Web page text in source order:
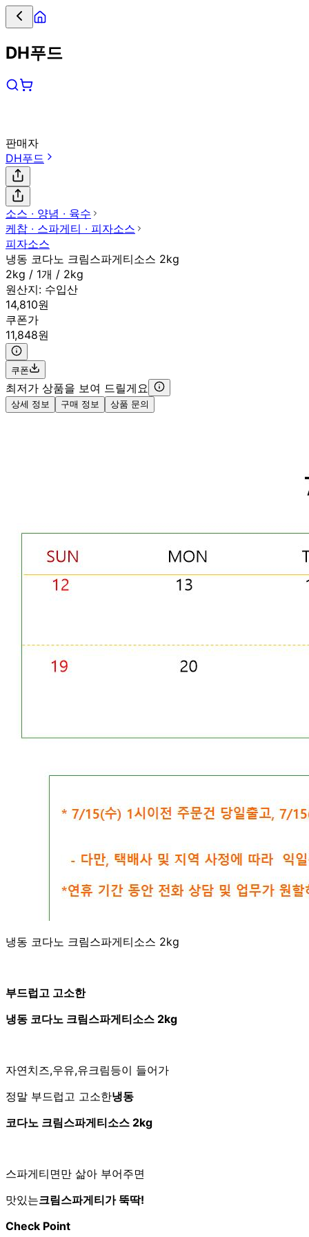
DH푸드
판매자
DH푸드
소스 ∙ 양념 ∙ 육수
케찹 ∙ 스파게티 ∙ 피자소스
피자소스
냉동 코다노 크림스파게티소스 2kg
2kg / 1개 / 2kg
원산지: 수입산
14,810원
쿠폰가
11,848원
쿠폰
최저가 상품을 보여 드릴게요
상세 정보 구매 정보 상품 문의
냉동 코다노 크림스파게티소스 2kg
부드럽고 고소한
냉동 코다노 크림스파게티소스 2kg
자연치즈,우유,유크림등이 들어가
정말 부드럽고 고소한냉동
코다노 크림스파게티소스 2kg
스파게티면만 삶아 부어주면
맛있는크림스파게티가 뚝딱!
Check Point